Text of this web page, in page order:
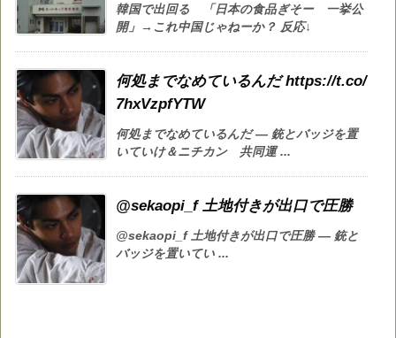
韓国で出回る 「日本の食品ぎそー 一挙公
開」→これ中国じゃねーか？ 反応↓
何処までなめているんだ https://t.co/
7hxVzpfYTW
何処までなめているんだ — 銃とバッジを置
いていけ＆ニチカン 共同運 ...
@sekaopi_f 土地付きが出口で圧勝
@sekaopi_f 土地付きが出口で圧勝 — 銃と
バッジを置いてい ...